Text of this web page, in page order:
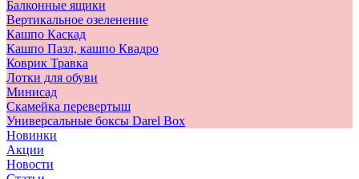
Балконные ящики
Вертикальное озеленение
Кашпо Каскад
Кашпо Пазл, кашпо Квадро
Коврик Травка
Лотки для обуви
Минисад
Скамейка перевертыш
Универсальные боксы Darel Box
Новинки
Акции
Новости